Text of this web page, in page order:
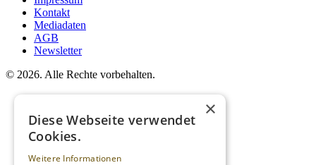
Kontakt
Mediadaten
AGB
Newsletter
© 2026. Alle Rechte vorbehalten.
×
Diese Webseite verwendet
Cookies.
Weitere Informationen